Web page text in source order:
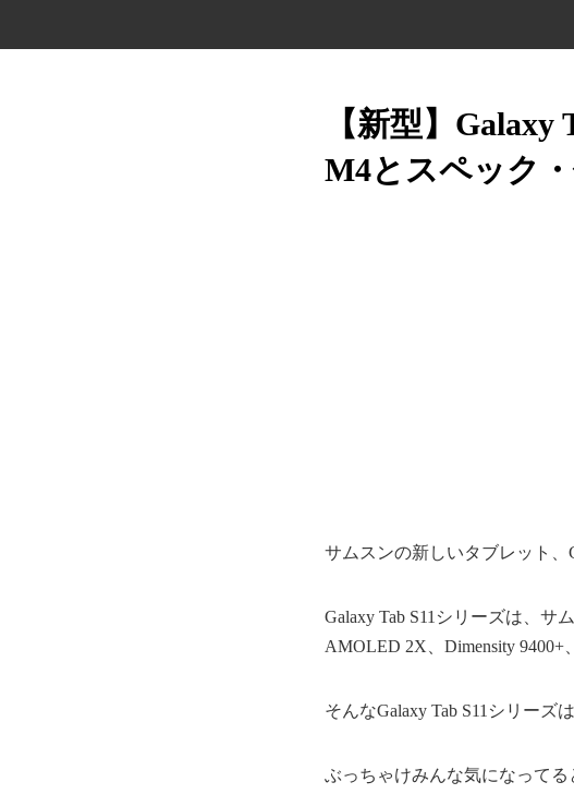
【新型】Galaxy
M4とスペック・
サムスンの新しいタブレット、
Galaxy Tab S11シリーズは、サ
AMOLED 2X、Dimensity 9400+
そんなGalaxy Tab S11シリーズ
ぶっちゃけみんな気になって